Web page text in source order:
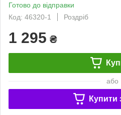
Готово до відправки
Код: 46320-1
Роздріб
1 295 ₴
або
Купити